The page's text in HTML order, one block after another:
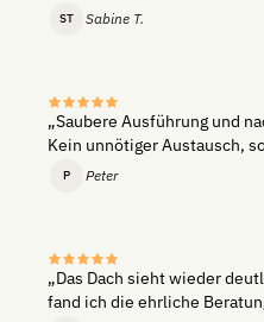
ST Sabine T.
„Saubere Ausführung und
Kein unnötiger Austausch,
P Peter
„Das Dach sieht wieder
fand ich die ehrliche